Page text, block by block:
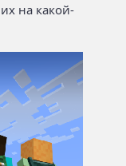
на какой-